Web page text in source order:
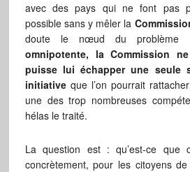
avec des pays qui ne font pas
possible sans y mêler la
doute le nœud du problème
omnipotente, la Commission
puisse lui échapper une seule
initiativeque l’on pourrait
une des trop nombreuses
hélas le traité.
La question est : qu’est-ce que
concrètement, pour les citoyens